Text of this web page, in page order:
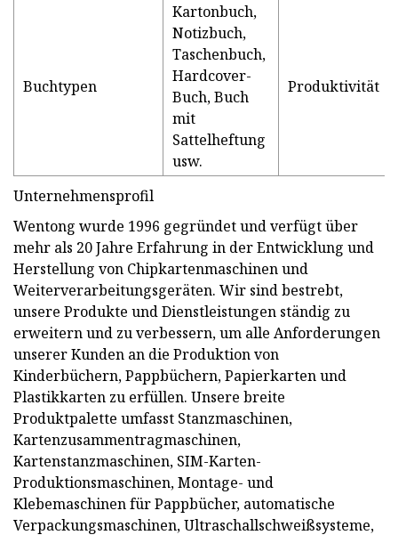
Buchtypen
Kartonbuch,
Notizbuch,
Taschenbuch,
Hardcover-
Buch, Buch
mit
Sattelheftung
usw.
Produktivität
Unternehmensprofil
Wentong wurde 1996 gegründet und verfügt über
mehr als 20 Jahre Erfahrung in der Entwicklung und
Herstellung von Chipkartenmaschinen und
Weiterverarbeitungsgeräten. Wir sind bestrebt,
unsere Produkte und Dienstleistungen ständig zu
erweitern und zu verbessern, um alle Anforderungen
unserer Kunden an die Produktion von
Kinderbüchern, Pappbüchern, Papierkarten und
Plastikkarten zu erfüllen. Unsere breite
Produktpalette umfasst Stanzmaschinen,
Kartenzusammentragmaschinen,
Kartenstanzmaschinen, SIM-Karten-
Produktionsmaschinen, Montage- und
Klebemaschinen für Pappbücher, automatische
Verpackungsmaschinen, Ultraschallschweißsysteme,